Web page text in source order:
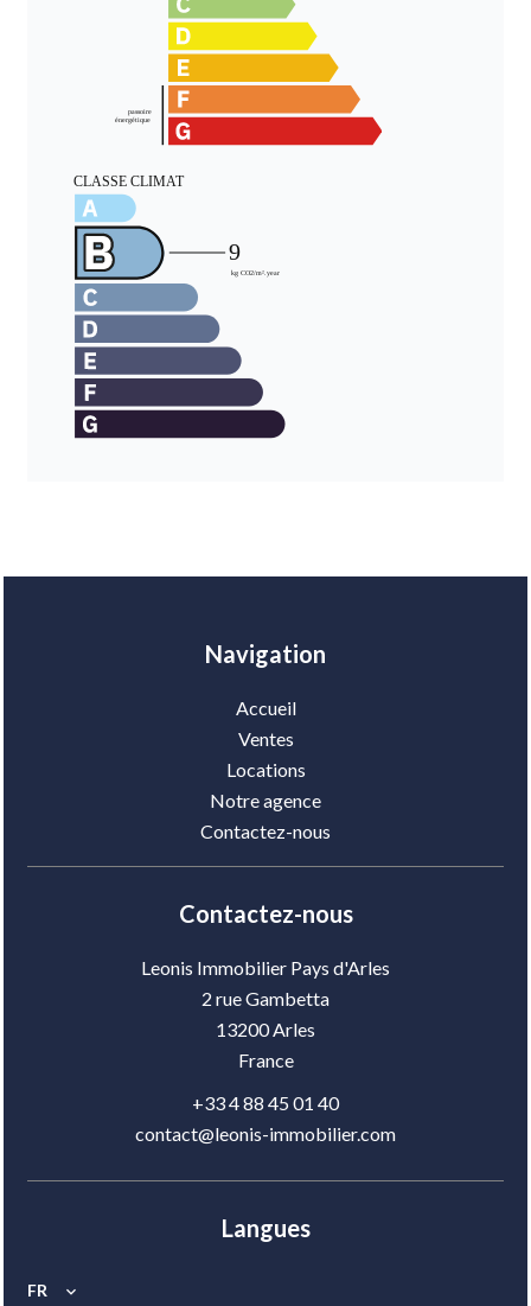
Navigation
Accueil
Ventes
Locations
Notre agence
Contactez-nous
Contactez-nous
Leonis Immobilier Pays d'Arles
2 rue Gambetta
13200Arles
France
+33 4 88 45 01 40
contact@leonis-immobilier.com
Langues
FR